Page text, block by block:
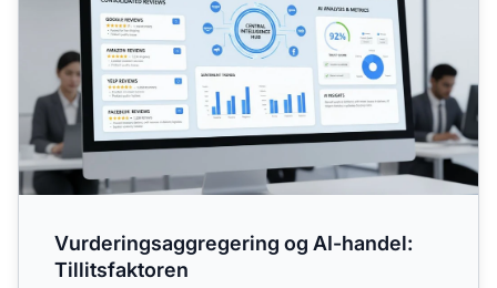
Vurderingsaggregering og AI-handel:
Tillitsfaktoren